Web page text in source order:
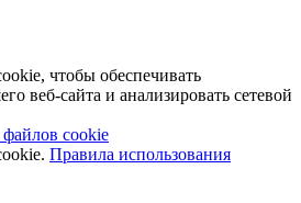
чтобы обеспечивать
веб-сайта и анализировать сетевой
cookie
Правила использования